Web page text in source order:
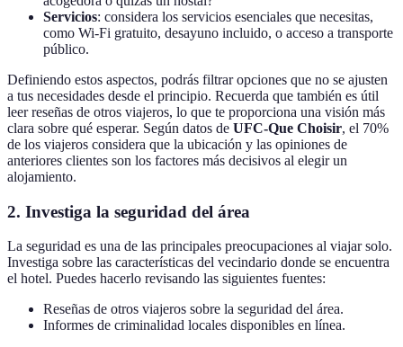
Servicios: considera los servicios esenciales que necesitas,
como Wi-Fi gratuito, desayuno incluido, o acceso a transporte
público.
Definiendo estos aspectos, podrás filtrar opciones que no se ajusten
a tus necesidades desde el principio. Recuerda que también es útil
leer reseñas de otros viajeros, lo que te proporciona una visión más
clara sobre qué esperar. Según datos de UFC-Que Choisir, el 70%
de los viajeros considera que la ubicación y las opiniones de
anteriores clientes son los factores más decisivos al elegir un
alojamiento.
2. Investiga la seguridad del área
La seguridad es una de las principales preocupaciones al viajar solo.
Investiga sobre las características del vecindario donde se encuentra
el hotel. Puedes hacerlo revisando las siguientes fuentes:
Reseñas de otros viajeros sobre la seguridad del área.
Informes de criminalidad locales disponibles en línea.